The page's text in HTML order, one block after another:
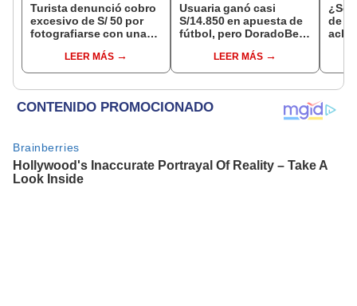
Turista denunció cobro
excesivo de S/ 50 por
fotografiarse con una
Serenazgo recuperó el
dinero
LEER MÁS
Usuaria ganó casi
S/14.850 en apuesta de
fútbol, pero DoradoBet
Indecopi multó a la
empresa con más de S/
LEER MÁS
¿Se
de